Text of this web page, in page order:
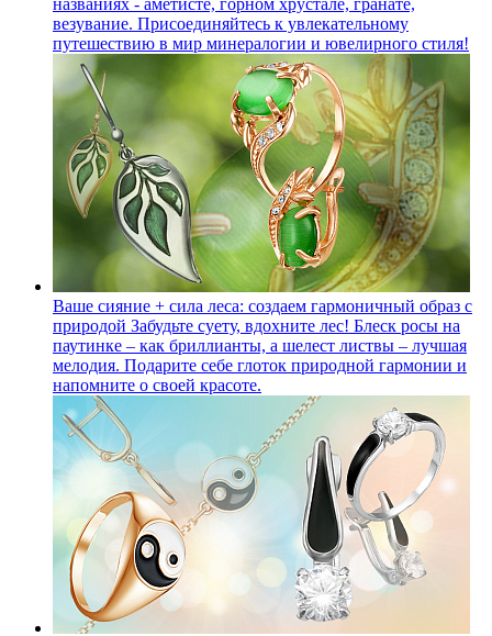
везувание. Присоединяйтесь к увлекательному
путешествию в мир минералогии и ювелирного стиля!
Ваше сияние + сила леса: создаем гармоничный образ с
природой Забудьте суету, вдохните лес! Блеск росы на
паутинке – как бриллианты, а шелест листвы – лучшая
мелодия. Подарите себе глоток природной гармонии и
напомните о своей красоте.